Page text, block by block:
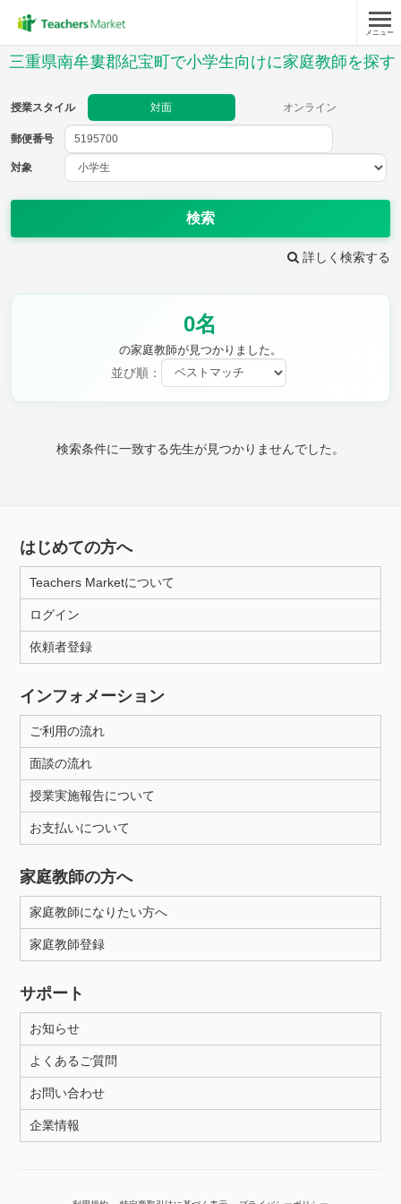
メニュー
三重県南牟婁郡紀宝町で小学生向けに家庭教師を探す
授業スタイル 対面 オンライン
郵便番号
対象
検索
詳しく検索する
0名
の家庭教師が見つかりました。
並び順：
検索条件に一致する先生が見つかりませんでした。
郵便番号
教科
理科
保健・体育 図画工作 書写
月曜日 火曜日
所属大学
距離：15km以内
年齢：18-101歳
はじめての方へ
Teachers Marketについて
ログイン
依頼者登録
インフォメーション
ご利用の流れ
面談の流れ
授業実施報告について
お支払いについて
家庭教師の方へ
家庭教師になりたい方へ
家庭教師登録
サポート
お知らせ
よくあるご質問
お問い合わせ
企業情報